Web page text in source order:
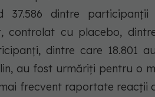
37.586 dintre
controlat cu placebo,
dintre care 18.801
au fost urmăriți pentru o
frecvent raportate reacții